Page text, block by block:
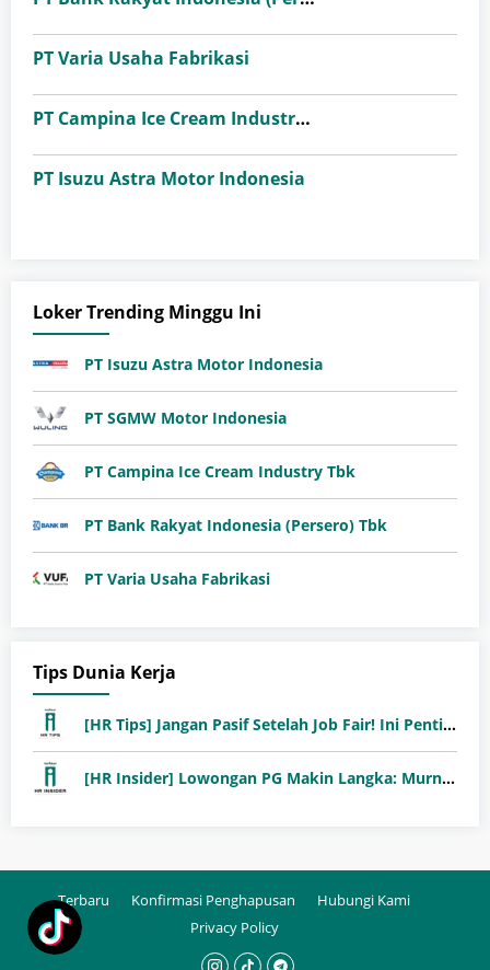
PT Varia Usaha Fabrikasi
PT Campina Ice Cream Industry Tbk
PT Isuzu Astra Motor Indonesia
Loker Trending Minggu Ini
PT Isuzu Astra Motor Indonesia
PT SGMW Motor Indonesia
PT Campina Ice Cream Industry Tbk
PT Bank Rakyat Indonesia (Persero) Tbk
PT Varia Usaha Fabrikasi
Tips Dunia Kerja
[HR Tips] Jangan Pasif Setelah Job Fair! Ini Pentingnya Follow-Up Setelah Job Fair
[HR Insider] Lowongan PG Makin Langka: Murni Seleksi atau Jalur Orang Dalam?
Terbaru Konfirmasi Penghapusan
Hubungi Kami
Privacy Policy